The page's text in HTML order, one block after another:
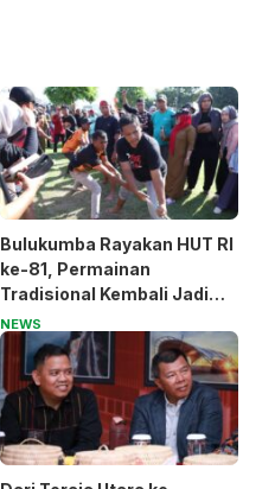
Bulukumba Rayakan HUT RI
ke-81, Permainan
Tradisional Kembali Jadi
Magnet
NEWS